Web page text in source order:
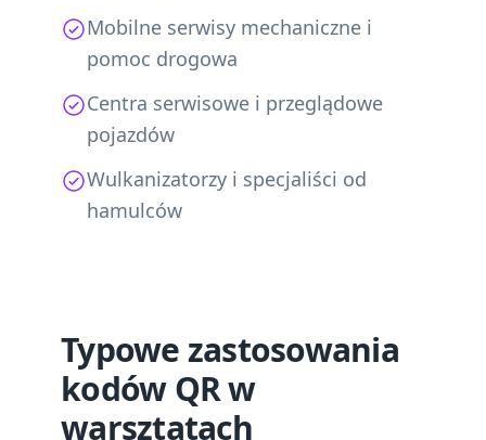
Mobilne serwisy mechaniczne i
pomoc drogowa
Centra serwisowe i przeglądowe
pojazdów
Wulkanizatorzy i specjaliści od
hamulców
Typowe zastosowania
kodów QR w
warsztatach